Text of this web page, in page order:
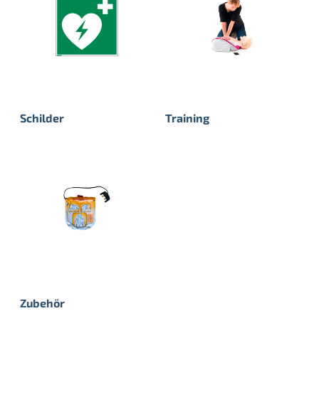
Schilder Training
Zubehör